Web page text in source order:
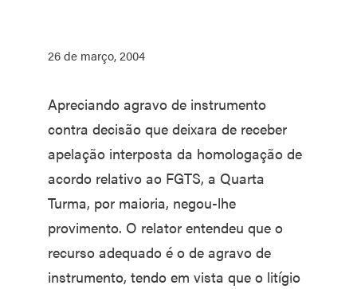
26 de março, 2004
Apreciando agravo de instrumento
contra decisão que deixara de receber
apelação interposta da homologação de
acordo relativo ao FGTS, a Quarta
Turma, por maioria, negou-lhe
provimento. O relator entendeu que o
recurso adequado é o de agravo de
instrumento, tendo em vista que o litígio